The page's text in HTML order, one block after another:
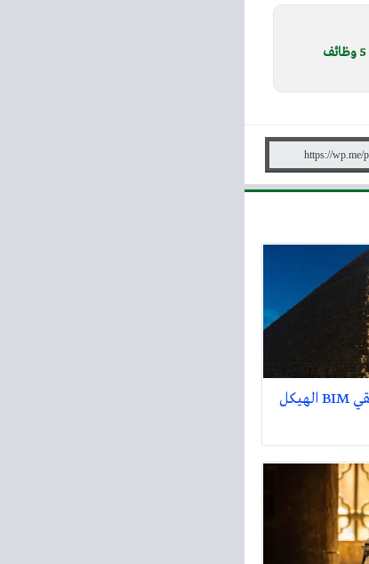
منطقة الإسكندرية الأزهرية تعلن حاجتها لشغل 5 وظائف
وظائف كبير منسقي BIM الهيكل